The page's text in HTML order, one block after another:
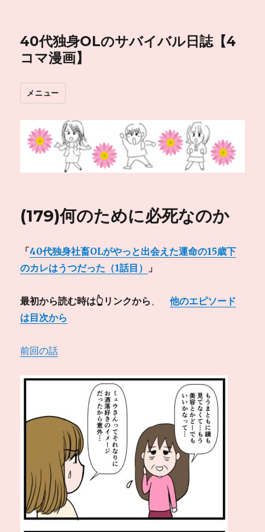
40代独身OLのサバイバル日誌【4
コマ漫画】
メニュー
(179)何のために必死なのか
「40代独身社畜OLがやっと出会えた運命の15歳下
のカレはうつだった（1話目）
」
最初から読む時は👆リンクから 、他のエピソード
は目次から
前回の話